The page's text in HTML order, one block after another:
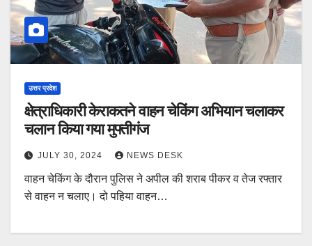
उत्तर प्रदेश
क्षेत्राधिकारी केराकतने वाहन चेकिंग अभियान चलाकर
चलान किया गया मुफ्तीगंज
JULY 30, 2024 NEWS DESK
वाहन चेकिंग के दौरान पुलिस ने अपील की शराब पीकर व तेज रफ्तार
से वाहन न चलाए। दो पहिया वाहन…